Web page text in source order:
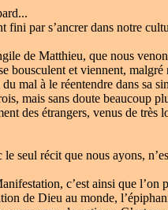
par s’ancrer dans notre
de Matthieu, que nous
et viennent,
mal à le réentendre dans sa
mais sans doute beaucoup
des étrangers, venus de
récit que nous ayons,
c’est ainsi que
de Dieu au monde,